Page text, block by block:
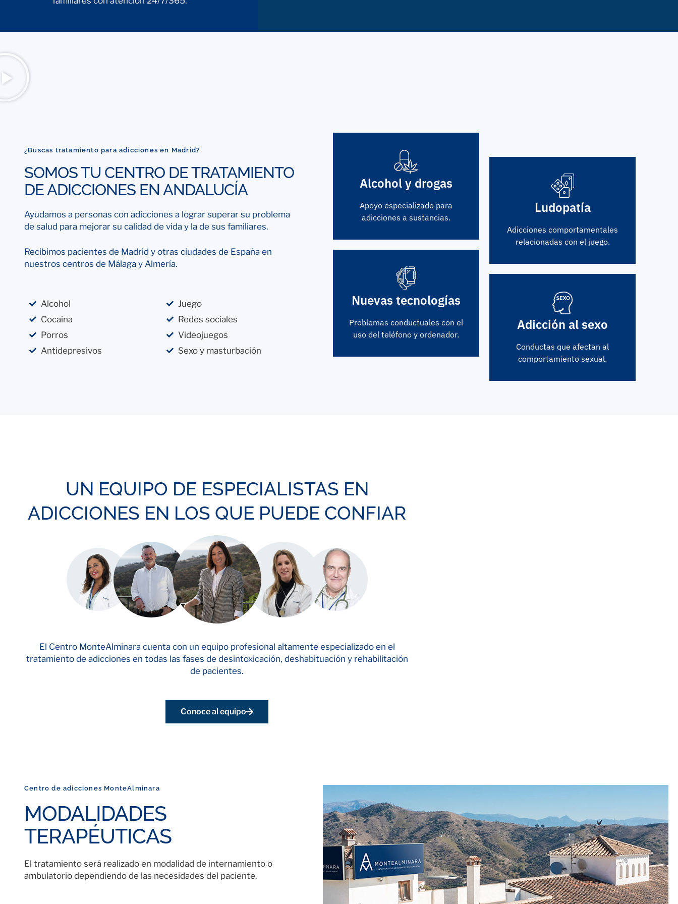
¿Buscas tratamiento para adicciones en Madrid?
SOMOS TU CENTRO DE TRATAMIENTO
DE ADICCIONES EN ANDALUCÍA
Ayudamos a personas con adicciones a lograr superar su problema
de salud para mejorar su calidad de vida y la de sus familiares.
Recibimos pacientes de Madrid y otras ciudades de España en
nuestros centros de Málaga y Almería.
Alcohol
Cocaina
Porros
Antidepresivos
Juego
Redes sociales
Videojuegos
Sexo y masturbación
Alcohol y drogas
Apoyo especializado para
adicciones a sustancias.
Nuevas tecnologías
Problemas conductuales con el
uso del teléfono y ordenador.
Ludopatía
Adicciones comportamentales
relacionadas con el juego.
Adicción al sexo
Conductas que afectan al
comportamiento sexual.
UN EQUIPO DE ESPECIALISTAS EN
ADICCIONES EN LOS QUE PUEDE CONFIAR
El Centro MonteAlminara cuenta con un equipo profesional altamente especializado en el
tratamiento de adicciones en todas las fases de desintoxicación, deshabituación y rehabilitación
de pacientes.
Conoce al equipo
Centro de adicciones MonteAlminara
MODALIDADES
TERAPÉUTICAS
El tratamiento será realizado en modalidad de internamiento o
ambulatorio dependiendo de las necesidades del paciente.